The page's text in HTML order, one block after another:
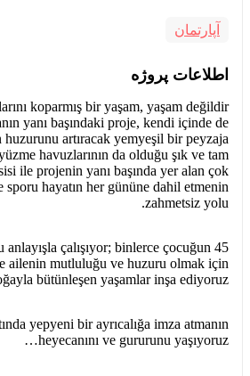
آپارتمان
اطلاعات پروژه
koparmış bir yaşam, yaşam değildir!
yanı başındaki proje, kendi içinde de
huzurunu artıracak yemyeşil bir peyzaja
havuzlarının da olduğu şık ve tam
ile projenin yanı başında yer alan çok
sporu hayatın her gününe dahil etmenin
zahmetsiz yolu.
anlayışla çalışıyor; binlerce çocuğun
ailenin mutluluğu ve huzuru olmak için
bütünleşen yaşamlar inşa ediyoruz.
yepyeni bir ayrıcalığa imza atmanın
heyecanını ve gururunu yaşıyoruz…